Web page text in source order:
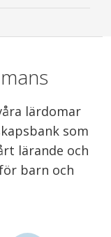
lärdomar
som
lärande och
barn och